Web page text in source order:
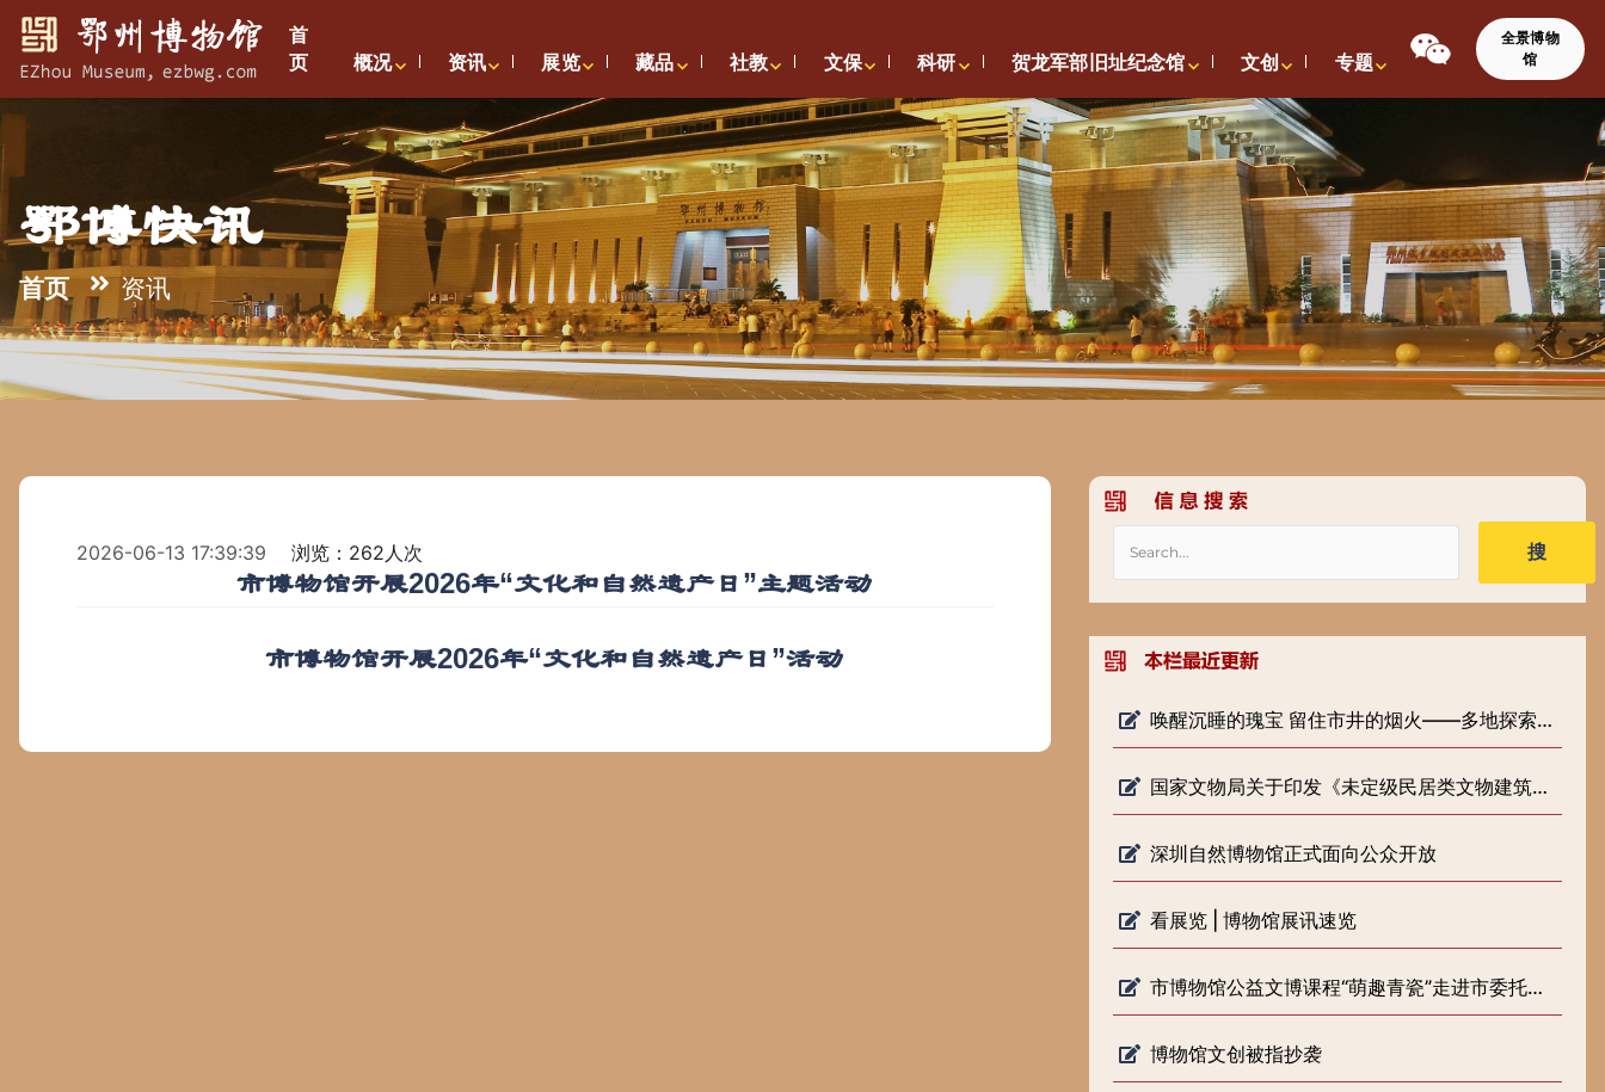
首
页
概况 资讯 展览 藏品 社教 文保 科研 贺龙军部旧址纪念馆 文创 专题
全景博物
馆
鄂博快讯
首页 资讯
2026-06-13 17:39:39 浏览：262人次
市博物馆开展2026年“文化和自然遗产日”主题活动
市博物馆开展2026年“文化和自然遗产日”活动
搜
唤醒沉睡的瑰宝 留住市井的烟火——多地探索低级别文物保护新路径
国家文物局关于印发《未定级民居类文物建筑修缮审批工作指引（试行）》的通知
深圳自然博物馆正式面向公众开放
看展览 | 博物馆展讯速览
市博物馆公益文博课程“萌趣青瓷”走进市委托管课堂
博物馆文创被指抄袭